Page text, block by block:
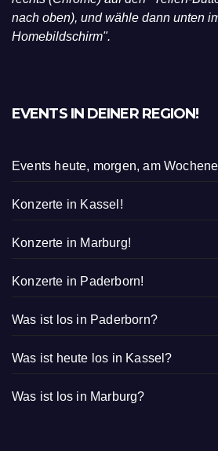
nach oben), und wähle dann unten
Homebildschirm".
EVENTS IN DEINER REGION!
Events heute, morgen, am
Konzerte in Kassel!
Konzerte in Marburg!
Konzerte in Paderborn!
Was ist los in Paderborn?
Was ist heute los in Kassel?
Was ist los in Marburg?